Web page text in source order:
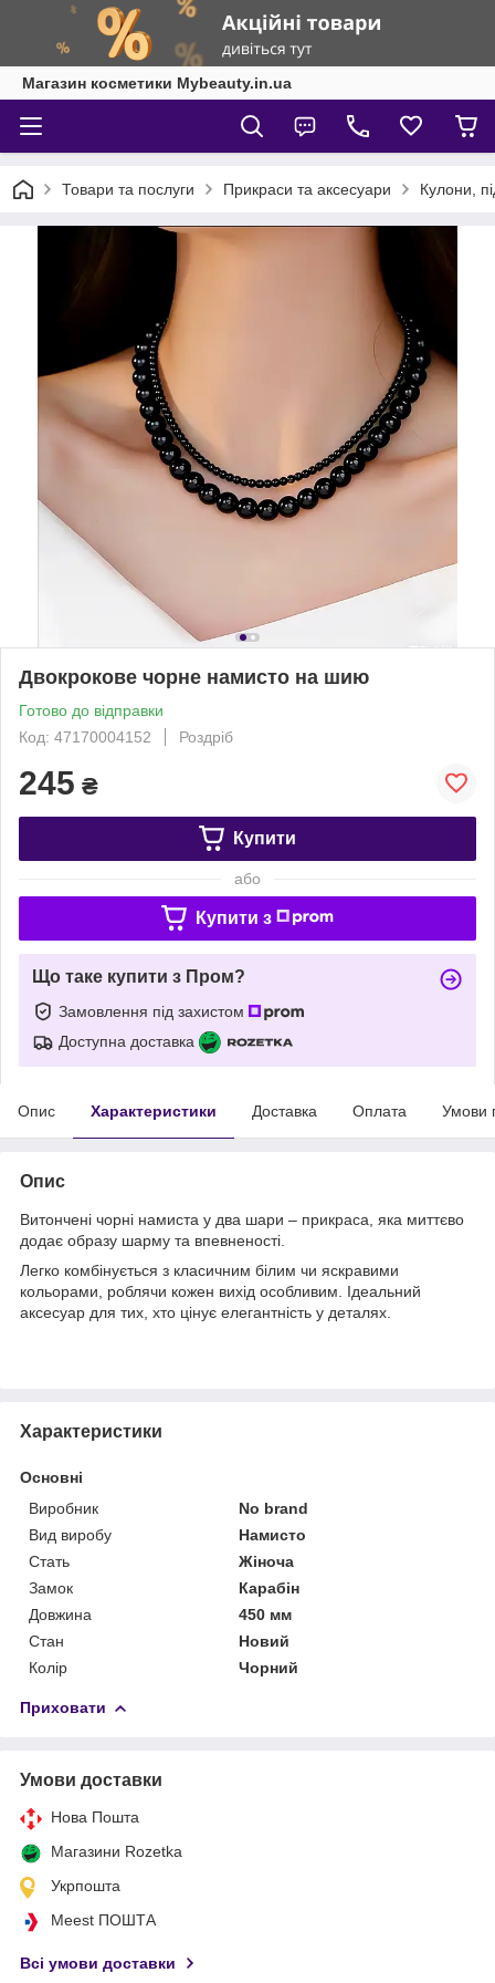
Магазин косметики Mybeauty.in.ua
Товари та послуги Прикраси та аксесуари Кулони,
Двокрокове чорне намисто на шию
Готово до відправки
Код: 47170004152
Роздріб
245 ₴
Купити
або
Купити з
Що таке купити з Пром?
Замовлення під захистом
Доступна доставка
Опис Характеристики Доставка Оплата Умови
Опис
Витончені чорні намиста у два шари – прикраса, яка миттєво
додає образу шарму та впевненості.
Легко комбінується з класичним білим чи яскравими
кольорами, роблячи кожен вихід особливим. Ідеальний
аксесуар для тих, хто цінує елегантність у деталях.
Характеристики
Основні
Виробник
No brand
Вид виробу
Намисто
Стать
Жіноча
Замок
Карабін
Довжина
450 мм
Стан
Новий
Колір
Чорний
Приховати
Умови доставки
Нова Пошта
Магазини Rozetka
Укрпошта
Meest ПОШТА
Всі умови доставки